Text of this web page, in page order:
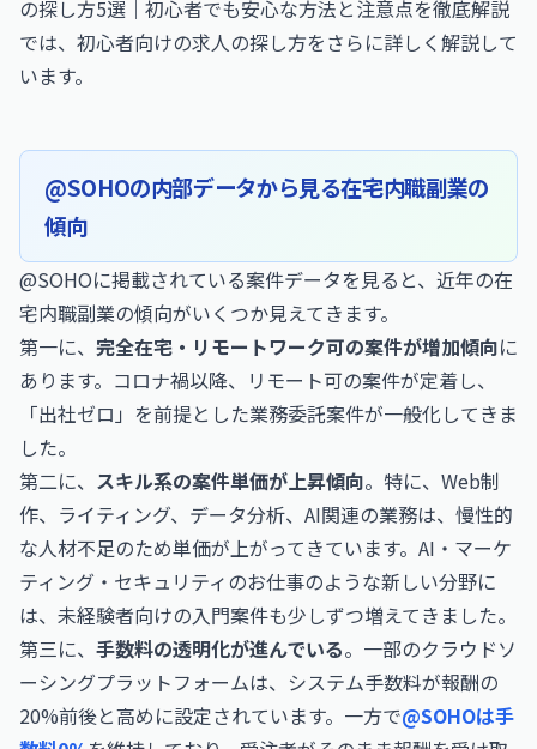
の探し方5選｜初心者でも安心な方法と注意点を徹底解説
では、初心者向けの求人の探し方をさらに詳しく解説して
います。
@SOHOの内部データから見る在宅内職副業の
傾向
@SOHOに掲載されている案件データを見ると、近年の在
宅内職副業の傾向がいくつか見えてきます。
第一に、 完全在宅・リモートワーク可の案件が増加傾向に
あります。コロナ禍以降、リモート可の案件が定着し、
「出社ゼロ」を前提とした業務委託案件が一般化してきま
した。
第二に、 スキル系の案件単価が上昇傾向。特に、Web制
作、ライティング、データ分析、AI関連の業務は、慢性的
な人材不足のため単価が上がってきています。 AI・マーケ
ティング・セキュリティのお仕事のような新しい分野に
は、未経験者向けの入門案件も少しずつ増えてきました。
第三に、 手数料の透明化が進んでいる。一部のクラウドソ
ーシングプラットフォームは、システム手数料が報酬の
20%前後と高めに設定されています。一方で@SOHOは手